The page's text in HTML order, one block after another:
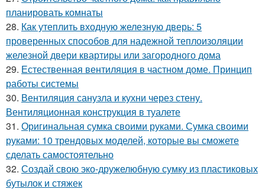
планировать комнаты
28. Как утеплить входную железную дверь: 5
проверенных способов для надежной теплоизоляции
железной двери квартиры или загородного дома
29. Естественная вентиляция в частном доме. Принцип
работы системы
30. Вентиляция санузла и кухни через стену.
Вентиляционная конструкция в туалете
31. Оригинальная сумка своими руками. Сумка своими
руками: 10 трендовых моделей, которые вы сможете
сделать самостоятельно
32. Создай свою эко-дружелюбную сумку из пластиковых
бутылок и стяжек